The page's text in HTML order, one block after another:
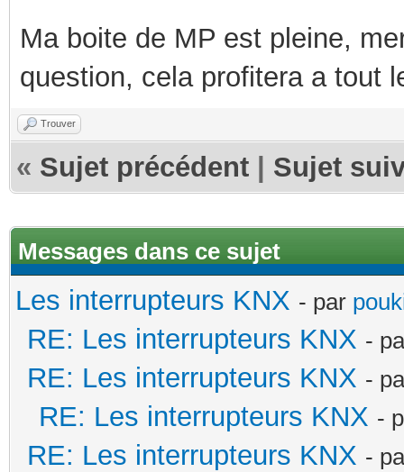
Ma boite de MP est pleine,
question, cela profitera a tout
Trouver
« Sujet précédent Sujet
Messages dans ce sujet
Les interrupteurs KNX - par
RE: Les interrupteurs KNX -
RE: Les interrupteurs KNX -
RE: Les interrupteurs KNX -
RE: Les interrupteurs KNX -